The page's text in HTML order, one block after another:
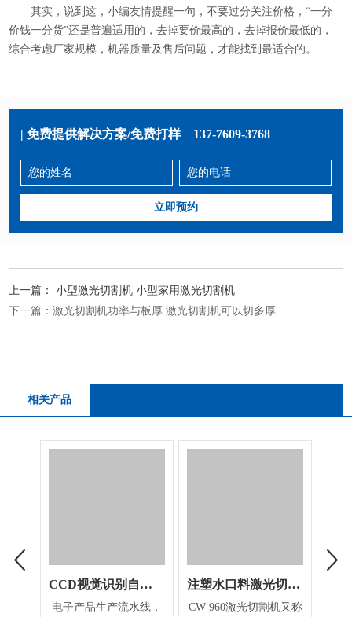
其实，说到这，小编友情提醒一句，不要过分关注价格，“一分
价钱一分货”还是普遍适用的，去掉要价最高的，去掉报价最低的，
综合考虑厂家规模，机器质量及售后问题，才能找到最适合的。
| 免费提供解决方案/免费打样 137-7609-3768
上一篇：小型激光切割机 小型家用激光切割机
下一篇：激光切割机功率与板厚 激光切割机可以切多厚
相关产品
CCD视觉识别自动定位激光打标机
电子产品生产流水线，
注塑水口料激光切割机
CW-960激光切割机又称